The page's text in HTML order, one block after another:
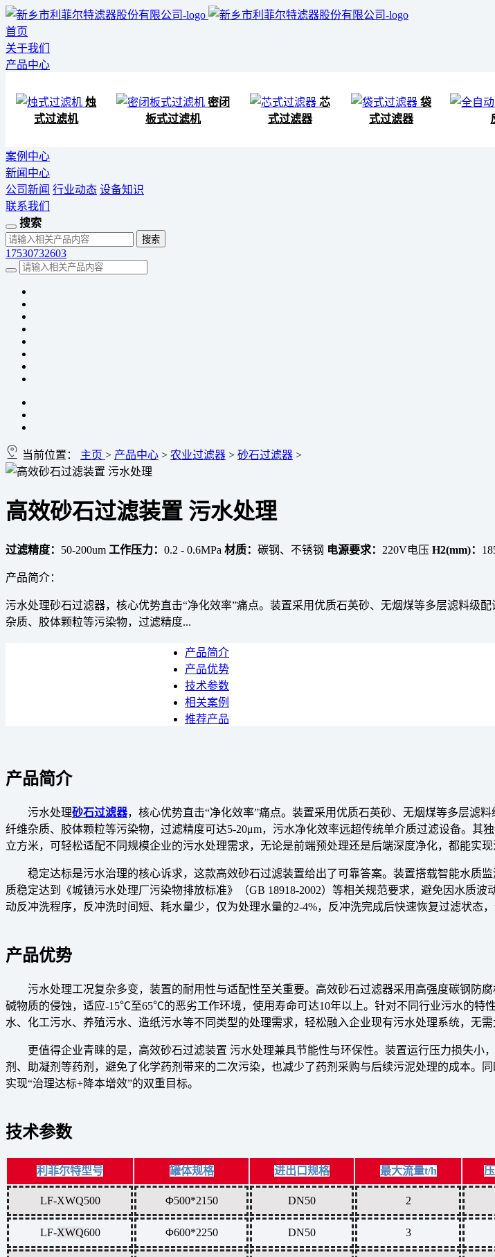
首页
关于我们
产品中心
烛
式过滤机
密闭
板式过滤机
芯
式过滤器
袋
式过滤器
案例中心
新闻中心
公司新闻 行业动态 设备知识
联系我们
搜索
17530732603
当前位置： 主页 > 产品中心 > 农业过滤器 > 砂石过滤器 >
高效砂石过滤装置 污水处理
过滤精度： 50-200um 工作压力： 0.2 - 0.6MPa 材质： 碳钢、不锈钢 电源要求： 220V电压 H2(mm)：
产品简介：
污水处理砂石过滤器，核心优势直击“净化效率”痛点。装置采用优质石英砂、无烟煤等多层滤料级
杂质、胶体颗粒等污染物，过滤精度...
产品简介
产品优势
技术参数
相关案例
推荐产品
产品简介
污水处理砂石过滤器，核心优势直击“净化效率”痛点。装置采用优质石英砂、无烟煤等多层滤
纤维杂质、胶体颗粒等污染物，过滤精度可达5-20μm，污水净化效率远超传统单介质过滤设备。
立方米，可轻松适配不同规模企业的污水处理需求，无论是前端预处理还是后端深度净化，都能实
稳定达标是污水治理的核心诉求，这款高效砂石过滤装置给出了可靠答案。装置搭载智能水质
质稳定达到《城镇污水处理厂污染物排放标准》（GB 18918-2002）等相关规范要求，避免因水质
动反冲洗程序，反冲洗时间短、耗水量少，仅为处理水量的2-4%，反冲洗完成后快速恢复过滤状态
产品优势
污水处理工况复杂多变，装置的耐用性与适配性至关重要。高效砂石过滤器采用高强度碳钢防
碱物质的侵蚀，适应-15℃至65℃的恶劣工作环境，使用寿命可达10年以上。针对不同行业污水的特
水、化工污水、养殖污水、造纸污水等不同类型的处理需求，轻松融入企业现有污水处理系统，无需
更值得企业青睐的是，高效砂石过滤装置 污水处理兼具节能性与环保性。装置运行压力损失
剂、助凝剂等药剂，避免了化学药剂带来的二次污染，也减少了药剂采购与后续污泥处理的成本。
实现“治理达标+降本增效”的双重目标。
技术参数
利菲尔特型号 罐体规格 进出口规格 最大流量t/h
LF-XWQ500 Φ500*2150 DN50 2
LF-XWQ600 Φ600*2250 DN50 3